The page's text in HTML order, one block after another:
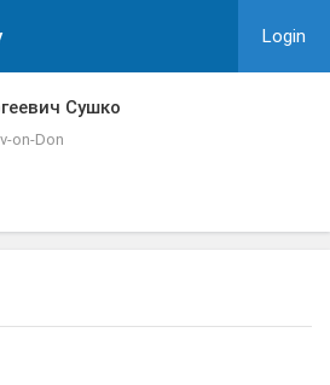
Login
Сушко
on-Don